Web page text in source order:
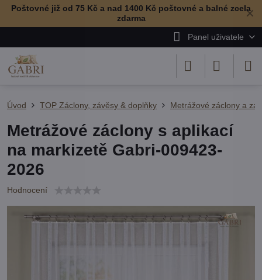
✕
Poštovné již od 75 Kč a nad 1400 Kč poštovné a balné zcela
zdarma
Panel uživatele
Úvod TOP Záclony, závěsy & doplňky Metrážové záclony a
Metrážové záclony s aplikací
na markizetě Gabri-009423-
2026
Hodnocení